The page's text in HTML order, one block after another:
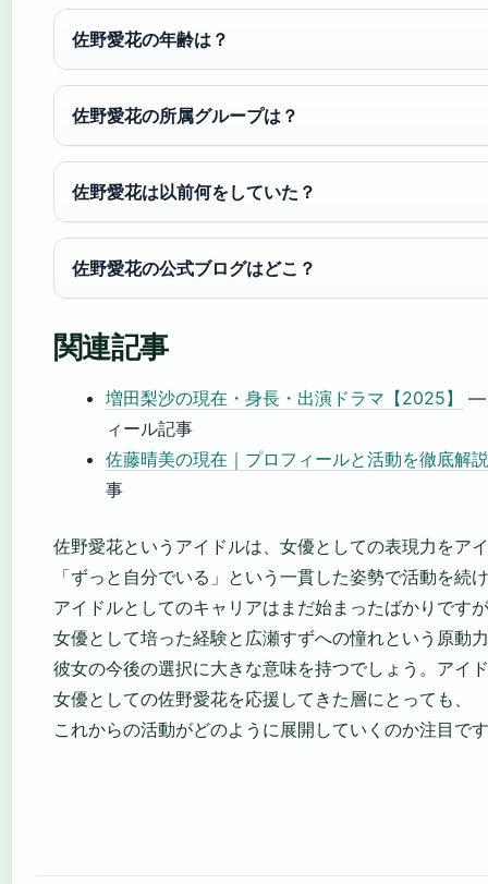
佐野愛花の年齢は？
佐野愛花の所属グループは？
佐野愛花は以前何をしていた？
佐野愛花の公式ブログはどこ？
関連記事
増田梨沙の現在・身長・出演ドラマ【2025】
—
ィール記事
佐藤晴美の現在｜プロフィールと活動を徹底解説
事
佐野愛花というアイドルは、女優としての表現力をア
「ずっと自分でいる」という一貫した姿勢で活動を続
アイドルとしてのキャリアはまだ始まったばかりです
女優として培った経験と広瀬すずへの憧れという原動
彼女の今後の選択に大きな意味を持つでしょう。アイ
女優としての佐野愛花を応援してきた層にとっても、
これからの活動がどのように展開していくのか注目で